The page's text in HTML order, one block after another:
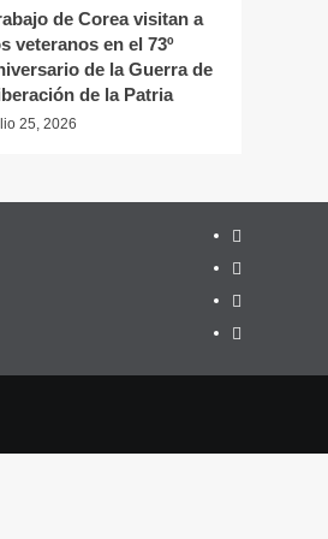
de Corea visitan a
veteranos en el 73º
de la Guerra de
de la Patria
25, 2026
Twitter
YouTube
Telegram
Facebook